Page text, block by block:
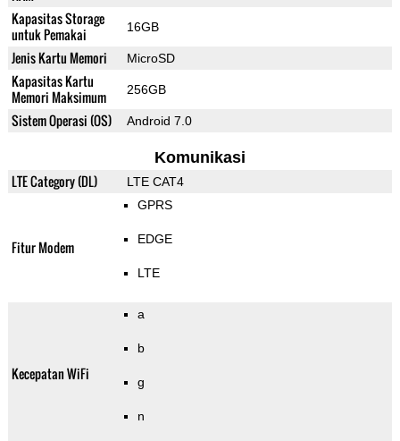
Kapasitas Storage
untuk Pemakai
16GB
Jenis Kartu Memori MicroSD
Kapasitas Kartu
Memori Maksimum
256GB
Sistem Operasi (OS) Android 7.0
Komunikasi
LTE Category (DL) LTE CAT4
Fitur Modem
GPRS
EDGE
LTE
Kecepatan WiFi
a
b
g
n